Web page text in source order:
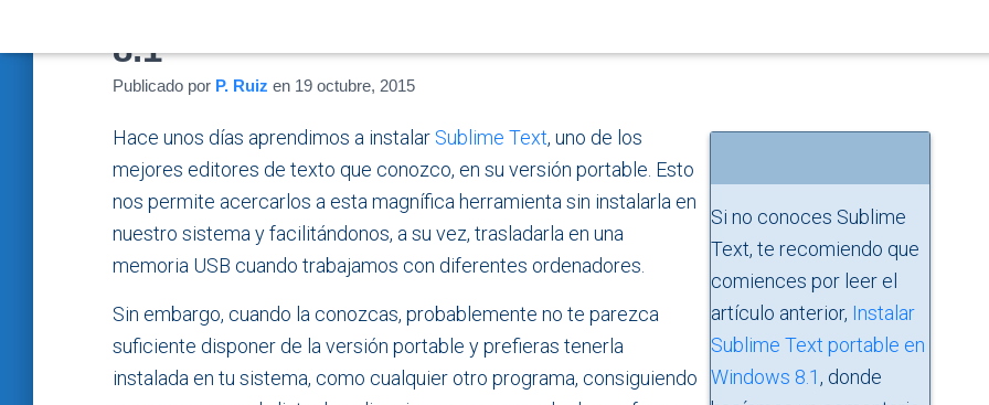
8.1
Publicado por P. Ruiz en 19 octubre, 2015
Si no conoces Sublime
Text, te recomiendo que
comiences por leer el
artículo anterior, Instalar
Sublime Text portable en
Windows 8.1, donde
Hace unos días aprendimos a instalar Sublime Text, uno de los
mejores editores de texto que conozco, en su versión portable. Esto
nos permite acercarlos a esta magnífica herramienta sin instalarla en
nuestro sistema y facilitándonos, a su vez, trasladarla en una
memoria USB cuando trabajamos con diferentes ordenadores.
Sin embargo, cuando la conozcas, probablemente no te parezca
suficiente disponer de la versión portable y prefieras tenerla
instalada en tu sistema, como cualquier otro programa, consiguiendo